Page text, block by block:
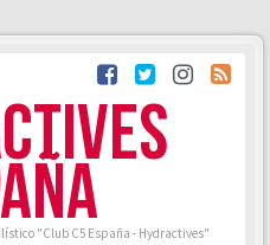
"Club C5 España - Hydractives"